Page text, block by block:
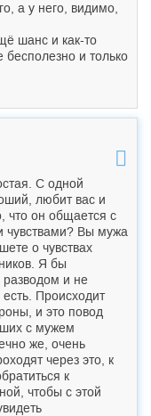
а у него, видимо,
шанс и как-то
и только
С одной
любит вас и
что он общается с
чувствами? Вы мужа
о чувствах
Я бы
и не
Происходит
и это повод
с мужем
же, очень
через это, к
к
чтобы с этой